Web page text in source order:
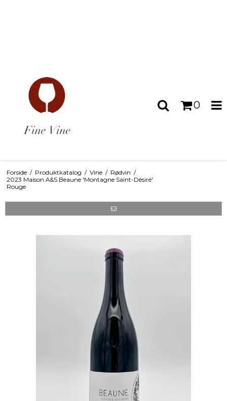
0
Forside / Produktkatalog / Vine / Rødvin /
2023 Maison A&S Beaune 'Montagne Saint-Désiré'
Rouge